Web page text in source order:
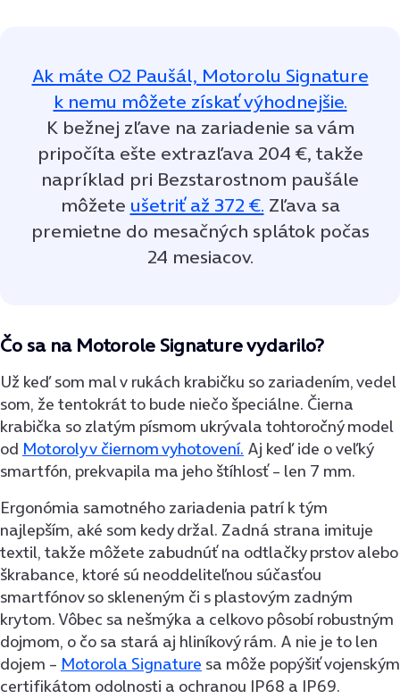
Ak máte O2 Paušál, Motorolu Signature
k nemu môžete získať výhodnejšie.
K bežnej zľave na zariadenie sa vám
pripočíta ešte extrazľava 204 €, takže
napríklad pri Bezstarostnom paušále
môžete ušetriť až 372 €. Zľava sa
premietne do mesačných splátok počas
24 mesiacov.
Čo sa na Motorole Signature vydarilo?
Už keď som mal v rukách krabičku so zariadením, vedel
som, že tentokrát to bude niečo špeciálne. Čierna
krabička so zlatým písmom ukrývala tohtoročný model
od Motoroly v čiernom vyhotovení. Aj keď ide o veľký
smartfón, prekvapila ma jeho štíhlosť – len 7 mm.
Ergonómia samotného zariadenia patrí k tým
najlepším, aké som kedy držal. Zadná strana imituje
textil, takže môžete zabudnúť na odtlačky prstov alebo
škrabance, ktoré sú neoddeliteľnou súčasťou
smartfónov so skleneným či s plastovým zadným
krytom. Vôbec sa nešmýka a celkovo pôsobí robustným
dojmom, o čo sa stará aj hliníkový rám. A nie je to len
dojem – Motorola Signature sa môže popýšiť vojenským
certifikátom odolnosti a ochranou IP68 a IP69.